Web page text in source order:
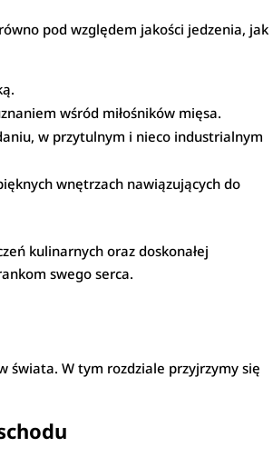
pod względem jakości jedzenia, jak
wśród miłośników mięsa.
w przytulnym i nieco industrialnym
wnętrzach nawiązujących do
kulinarnych oraz doskonałej
swego serca.
świata. W tym rozdziale przyjrzymy się